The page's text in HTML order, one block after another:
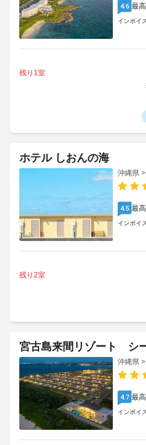
4.6 最高
インボイ
残り1室
ホテル しおんの海
沖縄県
4.5 最高
インボイ
残り2室
宮古島来間リゾート シ
沖縄県
4.7 最高
インボイ